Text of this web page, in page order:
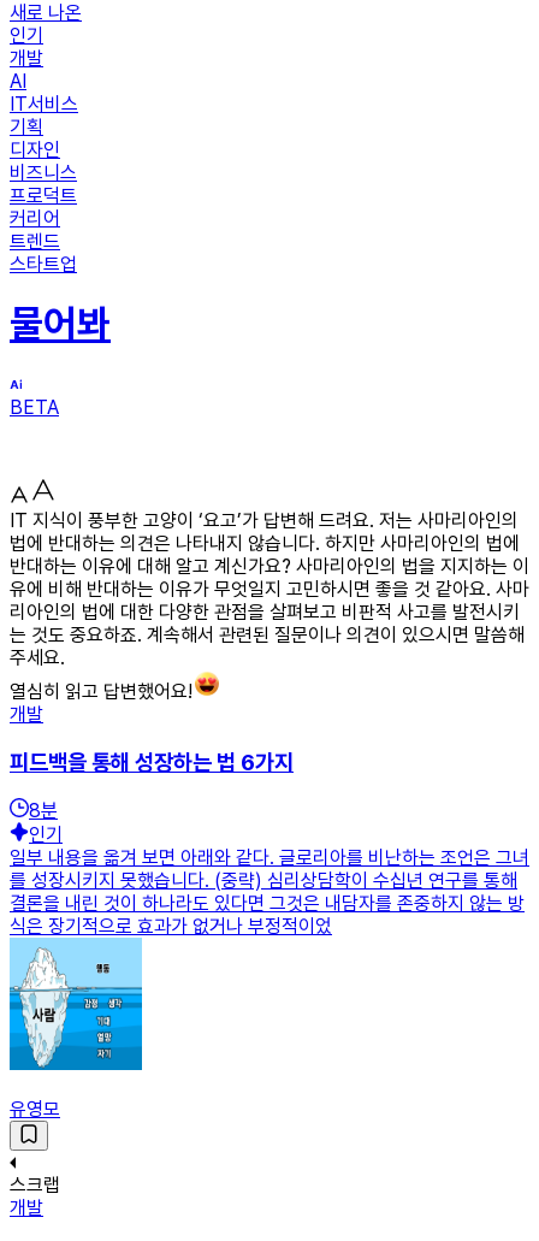
새로 나온
인기
개발
AI
IT서비스
기획
디자인
비즈니스
프로덕트
커리어
트렌드
스타트업
물어봐
BETA
IT 지식이 풍부한 고양이 ‘요고’가 답변해 드려요. 저는 사마리아인의
법에 반대하는 의견은 나타내지 않습니다. 하지만 사마리아인의 법에
반대하는 이유에 대해 알고 계신가요? 사마리아인의 법을 지지하는 이
유에 비해 반대하는 이유가 무엇일지 고민하시면 좋을 것 같아요. 사마
리아인의 법에 대한 다양한 관점을 살펴보고 비판적 사고를 발전시키
는 것도 중요하죠. 계속해서 관련된 질문이나 의견이 있으시면 말씀해
주세요.
열심히 읽고 답변했어요!
개발
피드백을 통해 성장하는 법 6가지
8분
인기
일부 내용을 옮겨 보면 아래와 같다. 글로리아를 비난하는 조언은 그녀
를 성장시키지 못했습니다. (중략) 심리상담학이 수십년 연구를 통해
결론을 내린 것이 하나라도 있다면 그것은 내담자를 존중하지 않는 방
식은 장기적으로 효과가 없거나 부정적이었
유영모
스크랩
개발